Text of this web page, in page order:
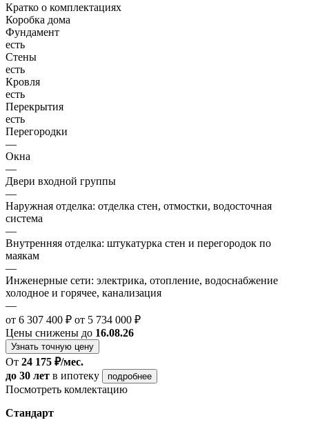
Кратко о комплектациях
Коробка дома
Фундамент
есть
Стены
есть
Кровля
есть
Перекрытия
есть
Перегородки
—
Окна
—
Двери входной группы
—
Наружная отделка: отделка стен, отмостки, водосточная
система
—
Внутренняя отделка: штукатурка стен и перегородок по
маякам
—
Инженерные сети: электрика, отопление, водоснабжение
холодное и горячее, канализация
—
от 6 307 400 ₽ от 5 734 000 ₽
Цены снижены до 16.08.26
Узнать точную цену
От 24 175 ₽/мес.
до 30 лет в ипотеку подробнее
Посмотреть комлектацию
Стандарт